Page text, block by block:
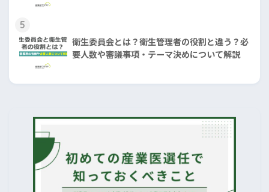
5
衛生委員会とは？衛生管理者の役割と違う？必
要人数や審議事項・テーマ決めについて解説